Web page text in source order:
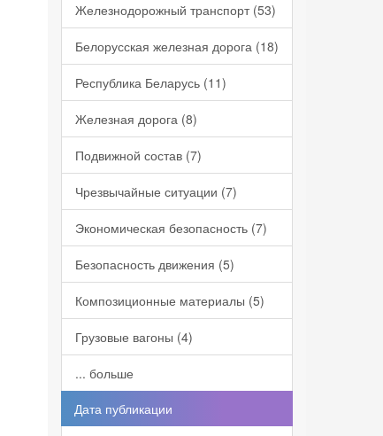
Железнодорожный транспорт (53)
Белорусская железная дорога (18)
Республика Беларусь (11)
Железная дорога (8)
Подвижной состав (7)
Чрезвычайные ситуации (7)
Экономическая безопасность (7)
Безопасность движения (5)
Композиционные материалы (5)
Грузовые вагоны (4)
... больше
Дата публикации